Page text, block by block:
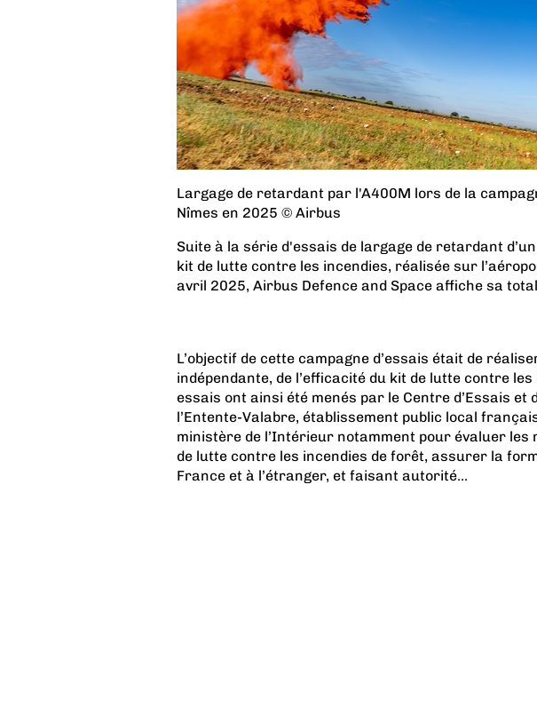
Largage de retardant par l'A400M lors de la
Nîmes en 2025 © Airbus
Suite à la série d'essais de largage de retardant
kit de lutte contre les incendies, réalisée sur
avril 2025, Airbus Defence and Space affiche sa
L’objectif de cette campagne d’essais était de
indépendante, de l’efficacité du kit de lutte contre les
essais ont ainsi été menés par le Centre d’Essais et
l’Entente-Valabre, établissement public local
ministère de l’Intérieur notamment pour évaluer les
de lutte contre les incendies de forêt, assurer la
France et à l’étranger, et faisant autorité...